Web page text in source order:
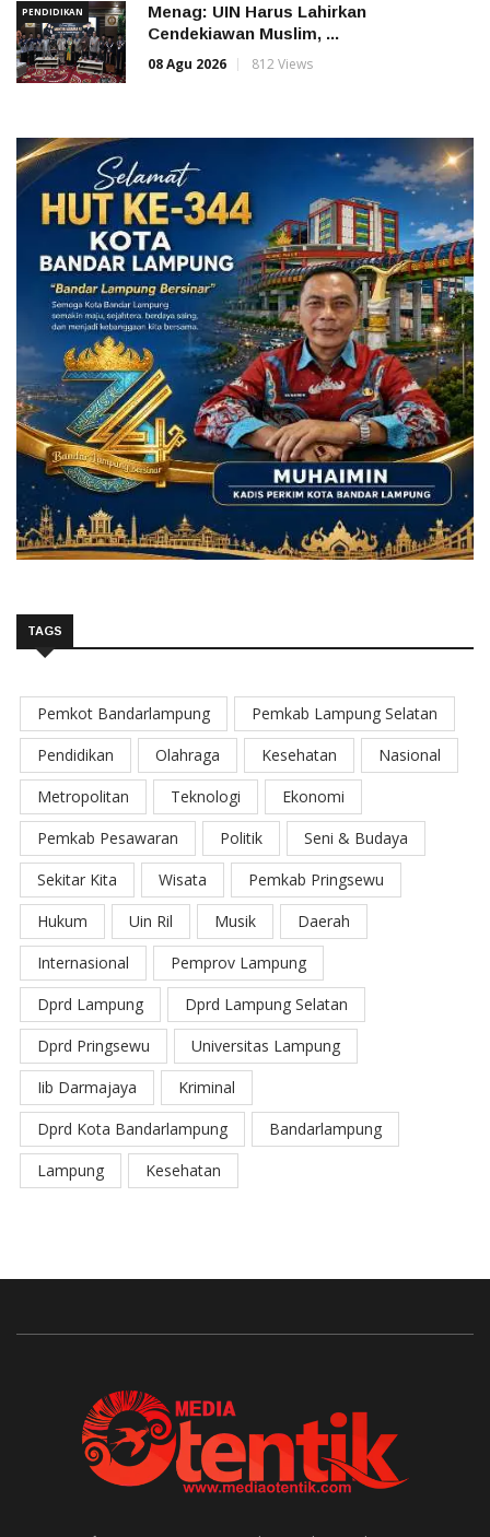
PENDIDIKAN
Menag: UIN Harus Lahirkan
Cendekiawan Muslim, ...
08 Agu 2026
812 Views
TAGS
Pemkot Bandarlampung
Pemkab Lampung Selatan
Pendidikan
Olahraga Kesehatan
Nasional
Metropolitan
Teknologi
Ekonomi
Pemkab Pesawaran
Politik
Seni & Budaya
Sekitar Kita
Wisata
Pemkab Pringsewu
Hukum
Uin Ril Musik
Daerah
Internasional
Pemprov Lampung
Dprd Lampung
Dprd Lampung Selatan
Dprd Pringsewu
Universitas Lampung
Iib Darmajaya
Kriminal
Dprd Kota Bandarlampung
Bandarlampung
Lampung
Kesehatan